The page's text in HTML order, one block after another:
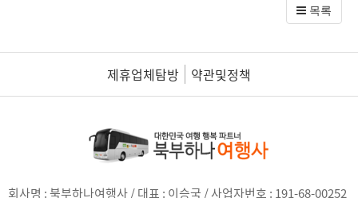
목록
제휴업체탐방 약관및정책
회사명 : 북부하나여행사 / 대표 : 이승국 / 사업자번호 : 191-68-00252